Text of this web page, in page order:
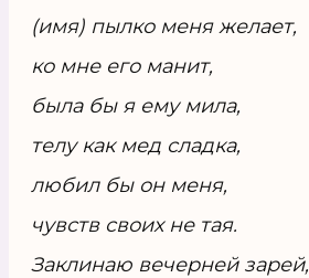
(имя) пылко меня желает,
ко мне его манит,
была бы я ему мила,
телу как мед сладка,
любил бы он меня,
чувств своих не тая.
Заклинаю вечерней зарей,